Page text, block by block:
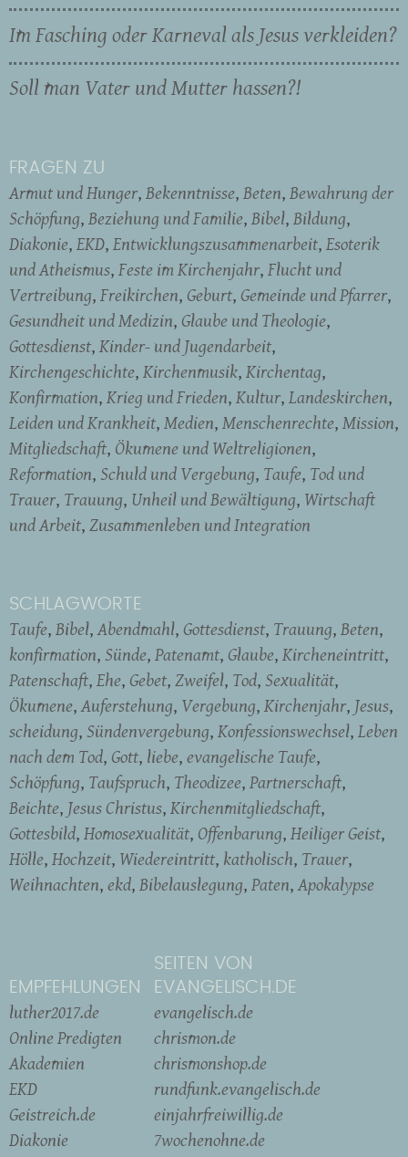
Im Fasching oder Karneval als Jesus verkleiden?
Soll man Vater und Mutter hassen?!
FRAGEN ZU
Armut und Hunger Bekenntnisse Beten Bewahrung der
Schöpfung Beziehung und Familie Bibel Bildung
Diakonie EKD Entwicklungszusammenarbeit Esoterik
und Atheismus Feste im Kirchenjahr Flucht und
Vertreibung Freikirchen Geburt Gemeinde und Pfarrer
Gesundheit und Medizin Glaube und Theologie
Gottesdienst Kinder- und Jugendarbeit
Kirchengeschichte Kirchenmusik Kirchentag
Konfirmation Krieg und Frieden Kultur Landeskirchen
Leiden und Krankheit Medien Menschenrechte Mission
Mitgliedschaft Ökumene und Weltreligionen
Reformation Schuld und Vergebung Taufe Tod und
Trauer Trauung Unheil und Bewältigung Wirtschaft
und Arbeit Zusammenleben und Integration
SCHLAGWORTE
Taufe Bibel Abendmahl Gottesdienst Trauung Beten
konfirmation Sünde Patenamt Glaube Kircheneintritt
Patenschaft Ehe Gebet Zweifel Tod Sexualität
Ökumene Auferstehung Vergebung Kirchenjahr Jesus
scheidung Sündenvergebung Konfessionswechsel Leben
nach dem Tod Gott liebe evangelische Taufe
Schöpfung Taufspruch Theodizee Partnerschaft
Beichte Jesus Christus Kirchenmitgliedschaft
Gottesbild Homosexualität Offenbarung Heiliger Geist
Hölle Hochzeit Wiedereintritt katholisch Trauer
Weihnachten ekd Bibelauslegung Paten Apokalypse
EMPFEHLUNGEN
luther2017.de
Online Predigten
Akademien
EKD
Geistreich.de
Diakonie
SEITEN VON
EVANGELISCH.DE
evangelisch.de
chrismon.de
chrismonshop.de
rundfunk.evangelisch.de
einjahrfreiwillig.de
7wochenohne.de